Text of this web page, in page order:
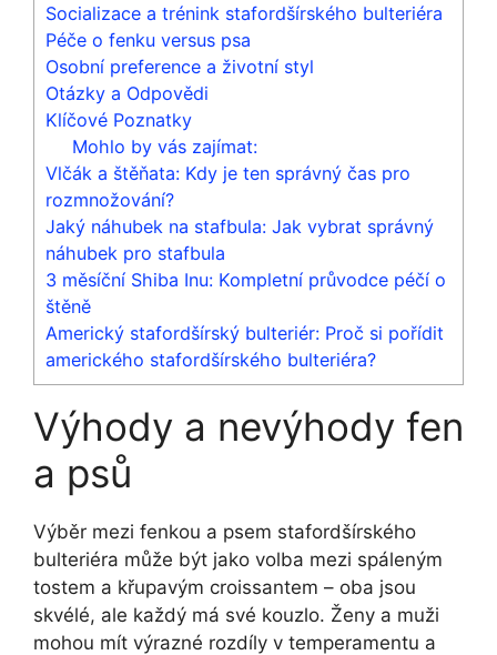
Socializace a trénink stafordšírského bulteriéra
Péče o fenku versus psa
Osobní preference a životní styl
Otázky a Odpovědi
Klíčové Poznatky
Mohlo by vás zajímat:
Vlčák a štěňata: Kdy je ten správný čas pro
rozmnožování?
Jaký náhubek na stafbula: Jak vybrat správný
náhubek pro stafbula
3 měsíční Shiba Inu: Kompletní průvodce péčí o
štěně
Americký stafordšírský bulteriér: Proč si pořídit
amerického stafordšírského bulteriéra?
Výhody a nevýhody fen
a psů
Výběr mezi fenkou a psem stafordšírského
bulteriéra může být jako volba mezi spáleným
tostem a křupavým croissantem – oba jsou
skvélé, ale každý má své kouzlo. Ženy a muži
mohou mít výrazné rozdíly v temperamentu a